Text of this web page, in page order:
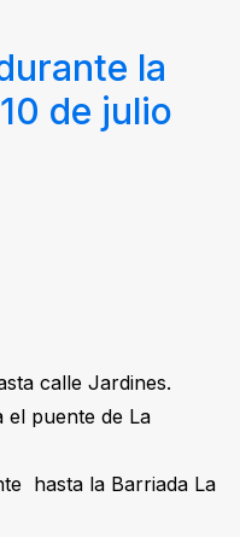
la
de julio
calle Jardines.
el puente de La
hasta la Barriada La